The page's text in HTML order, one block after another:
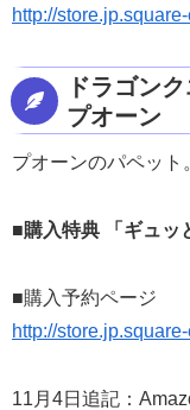
http://
ドラゴン
プオーン
プオーンのパペット
■購入特典 「ギュッ
■購入予約ページ
http://
11月4日追記：